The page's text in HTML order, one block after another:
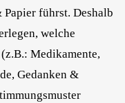
führst. Deshalb
welche
Medikamente,
Gedanken &